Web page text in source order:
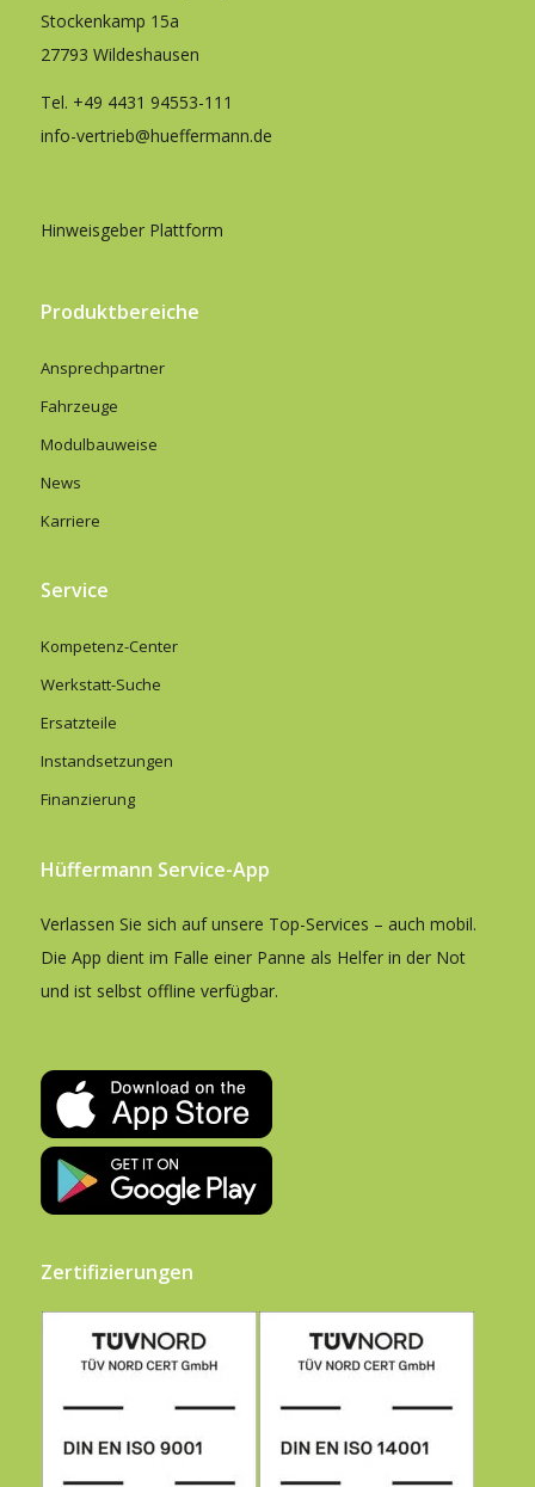
Stockenkamp 15a
27793 Wildeshausen
Tel. +49 4431 94553-111
info-vertrieb@hueffermann.de
Hinweisgeber Plattform
Produktbereiche
Ansprechpartner
Fahrzeuge
Modulbauweise
News
Karriere
Service
Kompetenz-Center
Werkstatt-Suche
Ersatzteile
Instandsetzungen
Finanzierung
Hüffermann Service-App
Verlassen Sie sich auf unsere Top-Services – auch mobil.
Die App dient im Falle einer Panne als Helfer in der Not
und ist selbst offline verfügbar.
Zertifizierungen